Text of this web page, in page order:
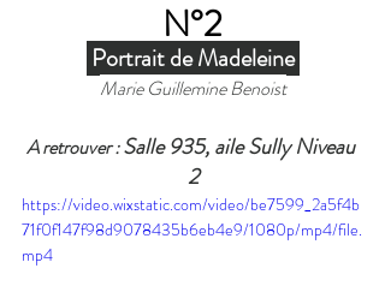
N°2
Portrait de Madeleine
Marie Guillemine Benoist
A retrouver : Salle 935, aile Sully Niveau
2
https://video.wixstatic.com/video/be7599_2a5f4b
71f0f147f98d9078435b6eb4e9/1080p/mp4/file.
mp4